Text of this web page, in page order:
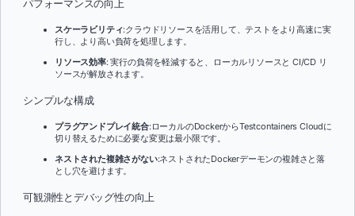
パフォーマンスの向上
スケーラビリティ:クラウドリソースを活用して、テストをより高速に実
行し、より高い負荷を処理します。
リソース効率: 実行の負荷を軽減すると、ローカルリソースと CI/CD リ
ソースが解放されます。
シンプルな構成
プラグアンドプレイ統合:ローカルのDockerからTestcontainers Cloudに
切り替えるために必要な変更は最小限です。
ネストされた複雑さがない:ネストされたDockerデーモンの複雑さと落
とし穴を避けます。
可観測性とデバッグ性の向上